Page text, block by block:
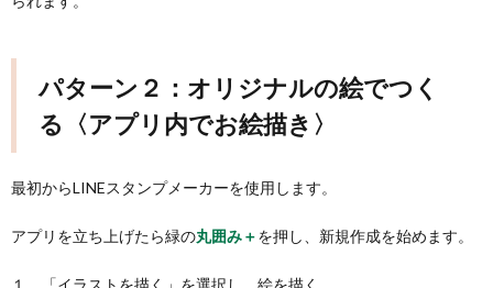
パターン２：オリジナルの絵でつく
る〈アプリ内でお絵描き〉
最初からLINEスタンプメーカーを使用します。
アプリを立ち上げたら緑の丸囲み＋を押し、新規作成を始めます。
１．「イラストを描く」を選択し、絵を描く